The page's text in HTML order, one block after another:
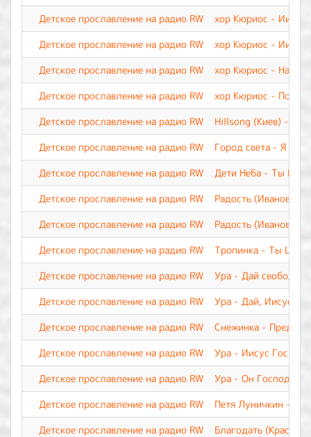
Детское прославление на радио RW
хор Кюриос -
Детское прославление на радио RW
хор Кюриос -
Детское прославление на радио RW
хор Кюриос - Наш
Детское прославление на радио RW
хор Кюриос - Пой,
Детское прославление на радио RW
Hillsong (Киев) -
Детское прославление на радио RW
Город света - Я
Детское прославление на радио RW
Дети Неба - Ты
Детское прославление на радио RW
Радость (Иваново)
Детское прославление на радио RW
Радость (Иваново) -
Детское прославление на радио RW
Тропинка - Ты Царь
Детское прославление на радио RW
Ура - Дай свободу
Детское прославление на радио RW
Ура - Дай, Иисус,
Детское прославление на радио RW
Снежинка -
Детское прославление на радио RW
Ура - Иисус Господь
Детское прославление на радио RW
Ура - Он Господь.
Детское прославление на радио RW
Петя Луничкин -
Детское прославление на радио RW
Благодать